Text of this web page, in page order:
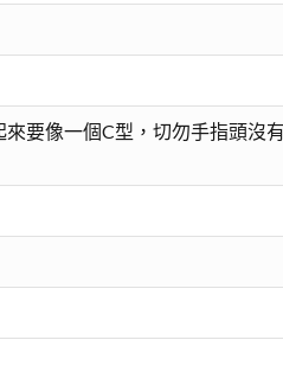
要像一個C型，切勿手指頭沒